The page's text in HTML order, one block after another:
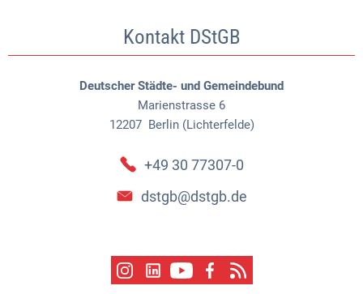
Kontakt DStGB
Deutscher Städte- und Gemeindebund
Marienstrasse 6
12207 Berlin (Lichterfelde)
+49 30 77307-0
dstgb@dstgb.de